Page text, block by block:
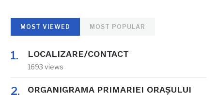
MOST VIEWED MOST POPULAR
LOCALIZARE/CONTACT
1693 views
ORGANIGRAMA PRIMARIEI ORAŞULUI